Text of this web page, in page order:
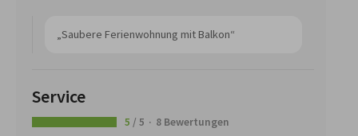
„Saubere Ferienwohnung mit Balkon“
Service
5 / 5 8 Bewertungen